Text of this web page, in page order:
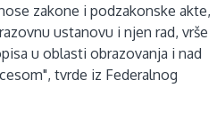
zakone i podzakonske akte,
ustanovu i njen rad, vrše
u oblasti obrazovanja i nad
tvrde iz Federalnog